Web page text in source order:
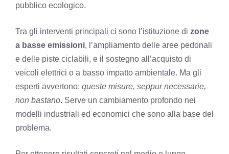
pubblico ecologico.
Tra gli interventi principali ci sono l’istituzione di zone
a basse emissioni, l’ampliamento delle aree pedonali
e delle piste ciclabili, e il sostegno all’acquisto di
veicoli elettrici o a basso impatto ambientale. Ma gli
esperti avvertono: queste misure, seppur necessarie,
non bastano. Serve un cambiamento profondo nei
modelli industriali ed economici che sono alla base del
problema.